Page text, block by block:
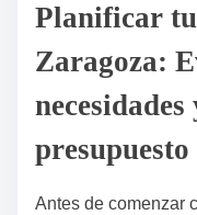
Planificar
Zaragoza:
presupuesto
Antes de comenzar